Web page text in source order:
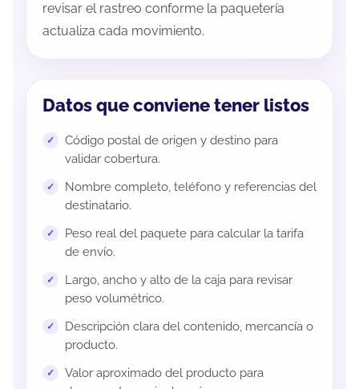
revisar el rastreo conforme la paquetería
actualiza cada movimiento.
Datos que conviene tener listos
Código postal de origen y destino para
validar cobertura.
Nombre completo, teléfono y referencias del
destinatario.
Peso real del paquete para calcular la tarifa
de envío.
Largo, ancho y alto de la caja para revisar
peso volumétrico.
Descripción clara del contenido, mercancía o
producto.
Valor aproximado del producto para